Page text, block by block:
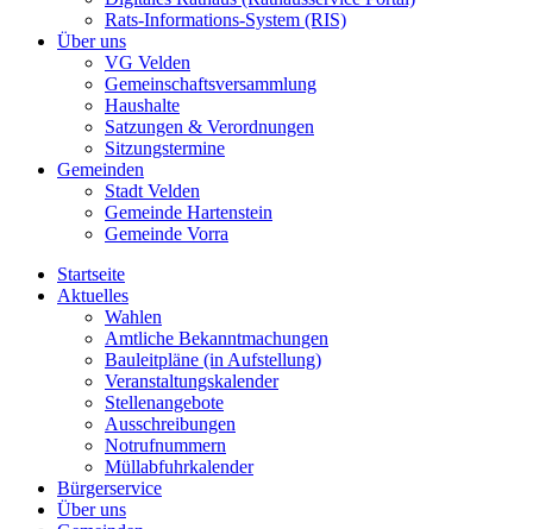
Rats-Informations-System (RIS)
Über uns
VG Velden
Gemeinschaftsversammlung
Haushalte
Satzungen & Verordnungen
Sitzungstermine
Gemeinden
Stadt Velden
Gemeinde Hartenstein
Gemeinde Vorra
Startseite
Aktuelles
Wahlen
Amtliche Bekanntmachungen
Bauleitpläne (in Aufstellung)
Veranstaltungskalender
Stellenangebote
Ausschreibungen
Notrufnummern
Müllabfuhrkalender
Bürgerservice
Über uns